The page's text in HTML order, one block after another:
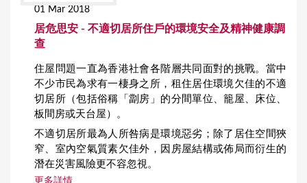
01 Mar 2018
居危思安 - 不適切居所住戶的環境安全及精神健康調
查
住屋問題一直為香港社會各階層共同面對的挑戰。當中
不少市民為求有一棲身之所，租住居住環境欠佳的不適
切居所（包括俗稱「劏房」的分間單位、籠屋、床位、
板間房或天台屋）。
不適切居所最為人所咎病是環境惡劣；除了居住空間狹
窄、室內空氣質素欠佳外，因房屋結構或佈局而衍生的
潛在災害風險更不容忽視。
更多詳情